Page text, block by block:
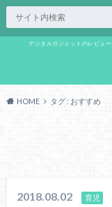
デジタルガジェットのレビュ
HOME タグ : おすすめ
2018.08.02 育児